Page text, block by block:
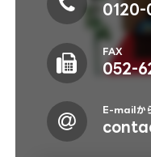
0120-
FAX
052-
E-mailか